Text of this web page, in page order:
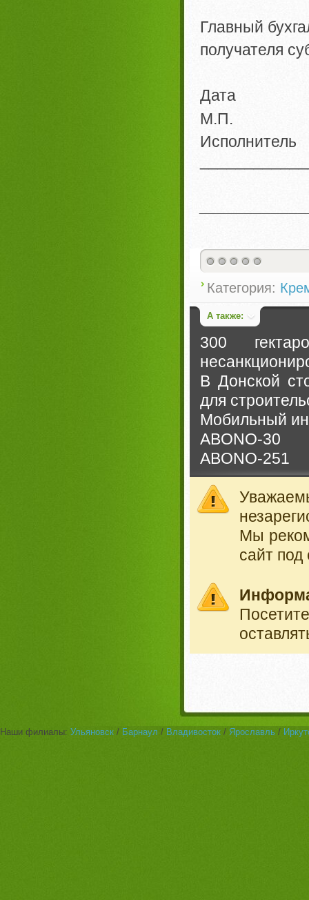
Главный
получателя
Дата
М.П.
Категория:
А также:
300
В Донской
для
Мобильный
ABONO-30
ABONO-251
Мы
сайт
Наши филиалы: Ульяновск / Барнаул / Владивосток / Ярославль /